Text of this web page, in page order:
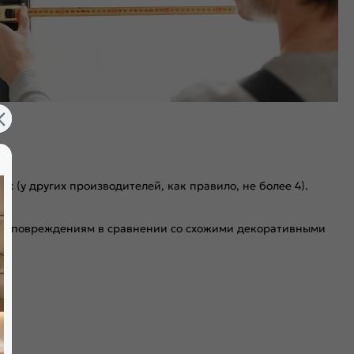
(у других производителей, как правило, не более 4).
повреждениям в сравнении со схожими декоративными
закрывания. Благодаря особой форме уплотнителя